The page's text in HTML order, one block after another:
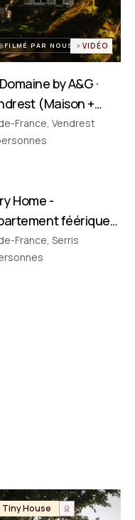
FILMÉ PAR NOUS VIDÉO
by A&G ·
(Maison +
France, Vendrest
Appartement
thématique
Home -
féérique
à 10 min !
France, Serris
Tiny House